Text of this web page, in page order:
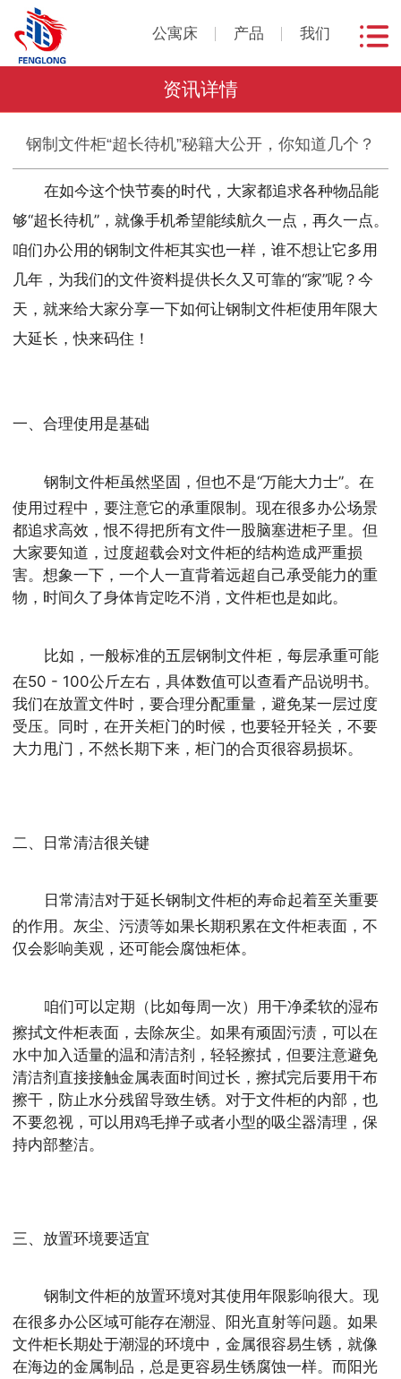
公寓床 产品 我们
资讯详情
钢制文件柜“超长待机”秘籍大公开，你知道几个？
在如今这个快节奏的时代，大家都追求各种物品能
够“超长待机”，就像手机希望能续航久一点，再久一点。
咱们办公用的钢制文件柜其实也一样，谁不想让它多用
几年，为我们的文件资料提供长久又可靠的“家”呢？今
天，就来给大家分享一下如何让钢制文件柜使用年限大
大延长，快来码住！
一、合理使用是基础
钢制文件柜虽然坚固，但也不是“万能大力士”。在
使用过程中，要注意它的承重限制。现在很多办公场景
都追求高效，恨不得把所有文件一股脑塞进柜子里。但
大家要知道，过度超载会对文件柜的结构造成严重损
害。想象一下，一个人一直背着远超自己承受能力的重
物，时间久了身体肯定吃不消，文件柜也是如此。
比如，一般标准的五层钢制文件柜，每层承重可能
在50 - 100公斤左右，具体数值可以查看产品说明书。
我们在放置文件时，要合理分配重量，避免某一层过度
受压。同时，在开关柜门的时候，也要轻开轻关，不要
大力甩门，不然长期下来，柜门的合页很容易损坏。
二、日常清洁很关键
日常清洁对于延长钢制文件柜的寿命起着至关重要
的作用。灰尘、污渍等如果长期积累在文件柜表面，不
仅会影响美观，还可能会腐蚀柜体。
咱们可以定期（比如每周一次）用干净柔软的湿布
擦拭文件柜表面，去除灰尘。如果有顽固污渍，可以在
水中加入适量的温和清洁剂，轻轻擦拭，但要注意避免
清洁剂直接接触金属表面时间过长，擦拭完后要用干布
擦干，防止水分残留导致生锈。对于文件柜的内部，也
不要忽视，可以用鸡毛掸子或者小型的吸尘器清理，保
持内部整洁。
三、放置环境要适宜
钢制文件柜的放置环境对其使用年限影响很大。现
在很多办公区域可能存在潮湿、阳光直射等问题。如果
文件柜长期处于潮湿的环境中，金属很容易生锈，就像
在海边的金属制品，总是更容易生锈腐蚀一样。而阳光